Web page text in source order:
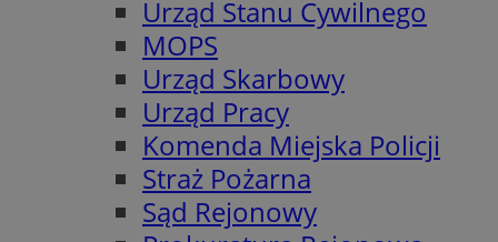
Urząd Stanu Cywilnego
MOPS
Urząd Skarbowy
Urząd Pracy
Komenda Miejska Policji
Straż Pożarna
Sąd Rejonowy